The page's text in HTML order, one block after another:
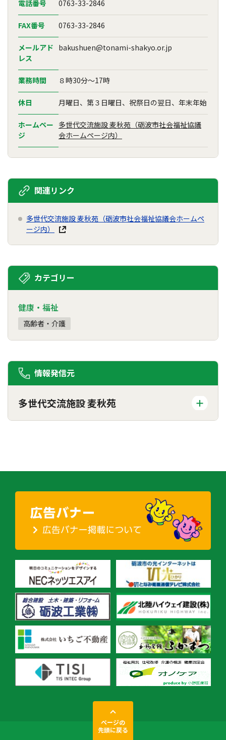
電話番号 0763-33-2846
FAX番号 0763-33-2846
メールアド
レス
bakushuen@tonami-shakyo.or.jp
業務時間 ８時30分～17時
休日 月曜日、第３日曜日、祝祭日の翌日、年末年始
ホームペー
ジ
多世代交流施設 麦秋苑（砺波市社会福祉協議
会ホームページ内）
関連リンク
多世代交流施設 麦秋苑（砺波市社会福祉協議会ホームペ
ージ内）
カテゴリー
健康・福祉
高齢者・介護
情報発信元
多世代交流施設 麦秋苑
ページの
先頭に戻る